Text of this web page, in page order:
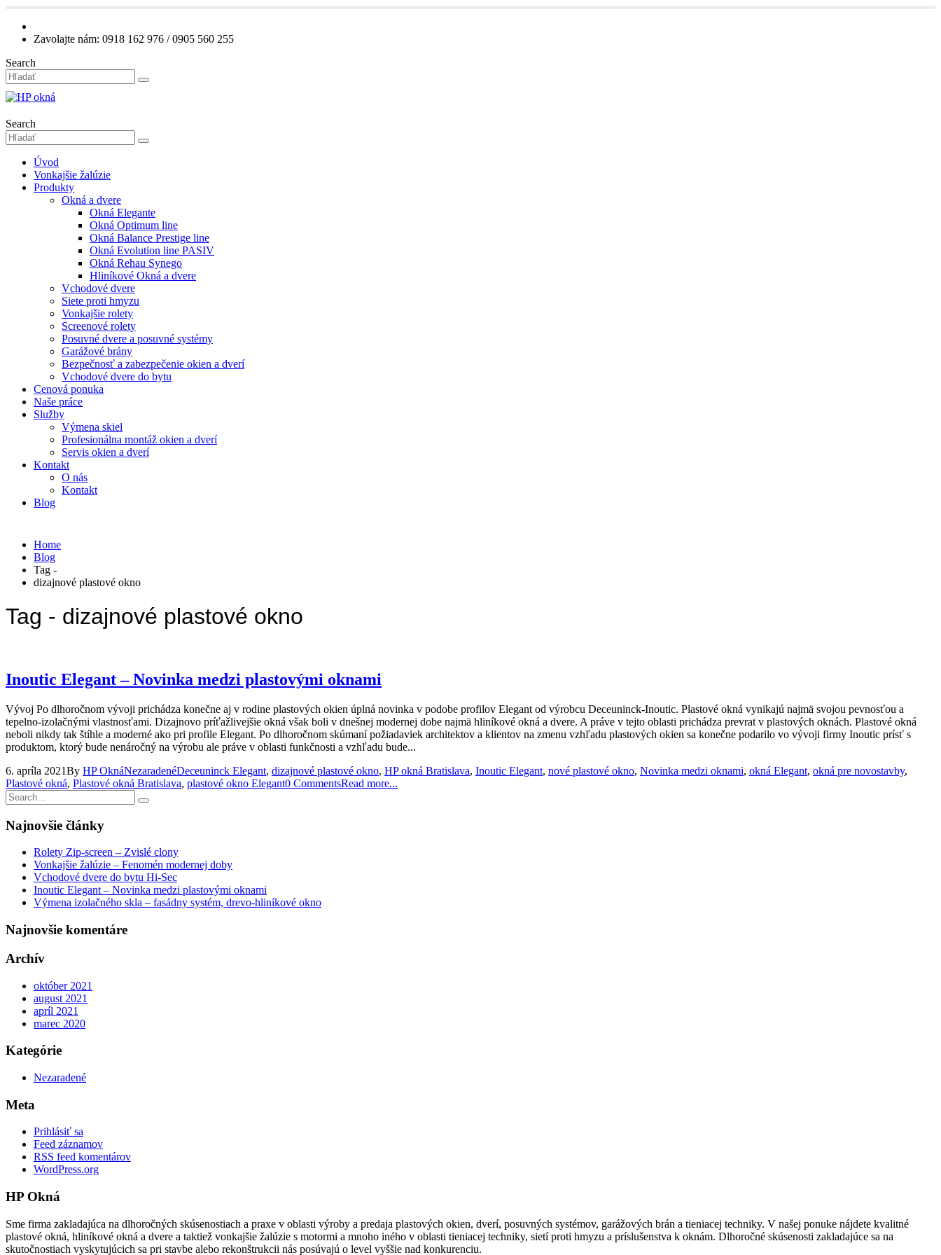
Zavolajte nám: 0918 162 976 / 0905 560 255
Search
Search
Úvod
Vonkajšie žalúzie
Produkty
Okná a dvere
Okná Elegante
Okná Optimum line
Okná Balance Prestige line
Okná Evolution line PASIV
Okná Rehau Synego
Hliníkové Okná a dvere
Vchodové dvere
Siete proti hmyzu
Vonkajšie rolety
Screenové rolety
Posuvné dvere a posuvné systémy
Garážové brány
Bezpečnosť a zabezpečenie okien a dverí
Vchodové dvere do bytu
Cenová ponuka
Naše práce
Služby
Výmena skiel
Profesionálna montáž okien a dverí
Servis okien a dverí
Kontakt
O nás
Kontakt
Blog
Home
Blog
Tag -
dizajnové plastové okno
Tag - dizajnové plastové okno
Inoutic Elegant – Novinka medzi plastovými oknami
Vývoj Po dlhoročnom vývoji prichádza konečne aj v rodine plastových okien úplná novinka v podobe profilov Elegant od výrobcu Deceuninck-Inoutic. Plastové okná vynikajú najmä svojou pevnosťou a
tepelno-izolačnými vlastnosťami. Dizajnovo príťažlivejšie okná však boli v dnešnej modernej dobe najmä hliníkové okná a dvere. A práve v tejto oblasti prichádza prevrat v plastových oknách. Plastové okná
neboli nikdy tak štíhle a moderné ako pri profile Elegant. Po dlhoročnom skúmaní požiadaviek architektov a klientov na zmenu vzhľadu plastových okien sa konečne podarilo vo vývoji firmy Inoutic prísť s
produktom, ktorý bude nenáročný na výrobu ale práve v oblasti funkčnosti a vzhľadu bude...
6. apríla 2021By HP OknáNezaradenéDeceuninck Elegant, dizajnové plastové okno, HP okná Bratislava, Inoutic Elegant, nové plastové okno, Novinka medzi oknami, okná Elegant, okná pre novostavby,
Plastové okná, Plastové okná Bratislava, plastové okno Elegant0 CommentsRead more...
Najnovšie články
Rolety Zip-screen – Zvislé clony
Vonkajšie žalúzie – Fenomén modernej doby
Vchodové dvere do bytu Hi-Sec
Inoutic Elegant – Novinka medzi plastovými oknami
Výmena izolačného skla – fasádny systém, drevo-hliníkové okno
Najnovšie komentáre
Archív
október 2021
august 2021
apríl 2021
marec 2020
Kategórie
Nezaradené
Meta
Prihlásiť sa
Feed záznamov
RSS feed komentárov
WordPress.org
HP Okná
Sme firma zakladajúca na dlhoročných skúsenostiach a praxe v oblasti výroby a predaja plastových okien, dverí, posuvných systémov, garážových brán a tieniacej techniky. V našej ponuke nájdete kvalitné
plastové okná, hliníkové okná a dvere a taktiež vonkajšie žalúzie s motormi a mnoho iného v oblasti tieniacej techniky, sietí proti hmyzu a príslušenstva k oknám. Dlhoročné skúsenosti zakladajúce sa na
skutočnostiach vyskytujúcich sa pri stavbe alebo rekonštrukcii nás posúvajú o level vyššie nad konkurenciu.